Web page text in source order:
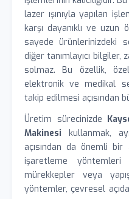
lazer ışınıyla yapılan
karşı dayanıklı ve
sayede ürünlerinizdeki
diğer tanımlayıcı
solmaz. Bu özellik,
elektronik ve medikal
takip edilmesi açısından
Üretim sürecinizde
Makinesi kullanmak,
açısından da önemli bir
işaretleme yöntemleri
mürekkepler veya
yöntemler, çevresel